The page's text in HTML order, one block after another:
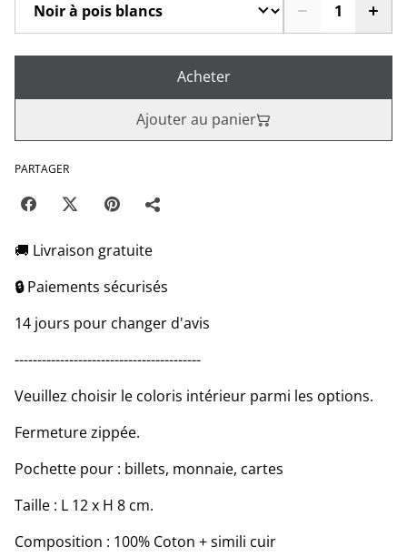
Acheter
Ajouter au panier
PARTAGER
🚚 Livraison gratuite
🔒Paiements sécurisés
14 jours pour changer d'avis
-----------------------------------------
Veuillez choisir le coloris intérieur parmi les options.
Fermeture zippée.
Pochette pour : billets, monnaie, cartes
Taille : L 12 x H 8 cm.
Composition : 100% Coton + simili cuir